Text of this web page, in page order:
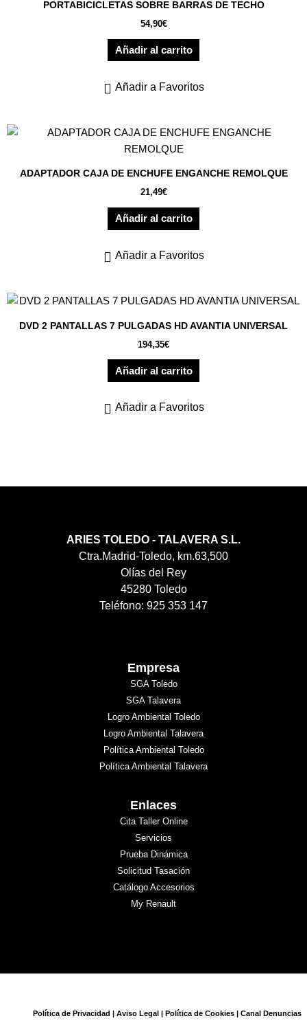
PORTABICICLETAS SOBRE BARRAS DE TECHO
54,90€
Añadir al carrito
Añadir a Favoritos
ADAPTADOR CAJA DE ENCHUFE ENGANCHE REMOLQUE
21,49€
Añadir al carrito
Añadir a Favoritos
DVD 2 PANTALLAS 7 PULGADAS HD AVANTIA UNIVERSAL
194,35€
Añadir al carrito
Añadir a Favoritos
ARIES TOLEDO - TALAVERA S.L.
Ctra.Madrid-Toledo, km.63,500
Olías del Rey
45280 Toledo
Teléfono: 925 353 147
Empresa
SGA Toledo
SGA Talavera
Logro Ambiental Toledo
Logro Ambiental Talavera
Política Ambiental Toledo
Política Ambiental Talavera
Enlaces
Cita Taller Online
Servicios
Prueba Dinámica
Solicitud Tasación
Catálogo Accesorios
My Renault
Política de Privacidad | Aviso Legal | Política de Cookies | Canal Denuncias